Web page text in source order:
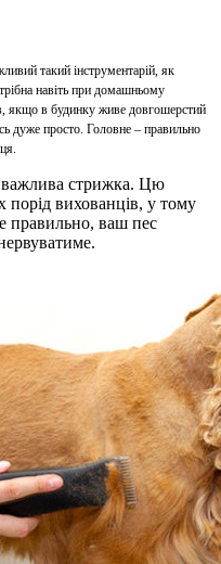
такий інструментарій, як
навіть при домашньому
якщо в будинку живе довгошерстий
дуже просто. Головне – правильно
важлива стрижка. Цю
порід вихованців, у тому
правильно, ваш пес